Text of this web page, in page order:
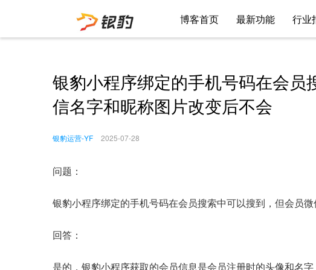
博客首页 最新功能 行业
银豹小程序绑定的手机号码在会员
信名字和昵称图片改变后不会
银豹运营-YF 2025-07-28
问题：
银豹小程序绑定的手机号码在会员搜索中可以搜到，但会员
回答：
是的，银豹小程序获取的会员信息是会员注册时的头像和名